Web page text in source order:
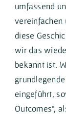
umfassend
vereinfachen
diese
wir das
bekannt ist.
eingeführt,
Outcomes“,